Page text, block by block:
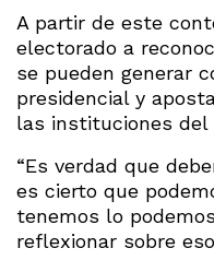
A partir de este
electorado a
se pueden generar
presidencial y
las instituciones del
“Es verdad que
es cierto que
tenemos lo
reflexionar sobre